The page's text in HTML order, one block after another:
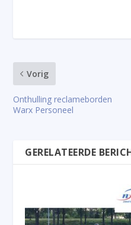
Vorig
Onthulling reclameborden
Warx Personeel
GERELATEERDE